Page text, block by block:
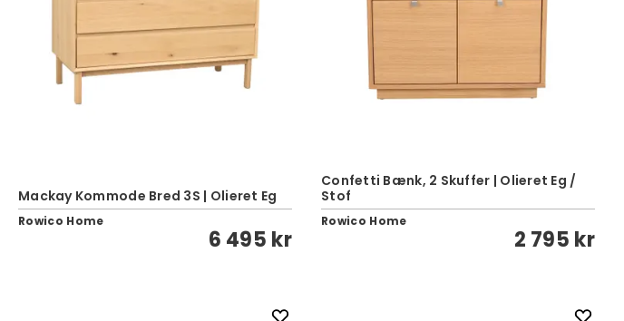
Mackay Kommode Bred 3S | Olieret Eg
Rowico Home
6 495 kr
Confetti Bænk, 2 Skuffer | Olieret Eg /
Stof
Rowico Home
2 795 kr